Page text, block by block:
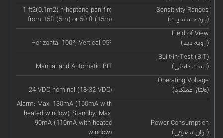
Sensitivity Ranges
(بازه حساسیت)
1 ft2(0.1m2) n-heptane pan fire
from 15ft (5m) or 50 ft (15m)
Field of View
(زاویه دید)
Horizontal 100º; Vertical 95º
Built-in-Test (BIT)
(تست داخلی)
Manual and Automatic BIT
Operating Voltage
(ولتاژ عملکرد)
24 VDC nominal (18-32 VDC)
Power Consumption
(توان مصرفی)
Alarm: Max. 130mA (160mA with
heated window), Standby: Max.
90mA (110mA with heated
window)